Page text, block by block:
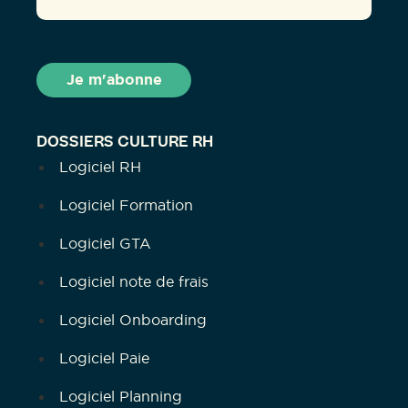
DOSSIERS CULTURE RH
Logiciel RH
Logiciel Formation
Logiciel GTA
Logiciel note de frais
Logiciel Onboarding
Logiciel Paie
Logiciel Planning